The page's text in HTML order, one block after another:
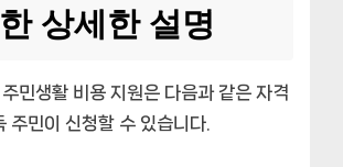
상세한 설명
민생활 비용 지원은 다음과 같은 자격
주민이 신청할 수 있습니다.